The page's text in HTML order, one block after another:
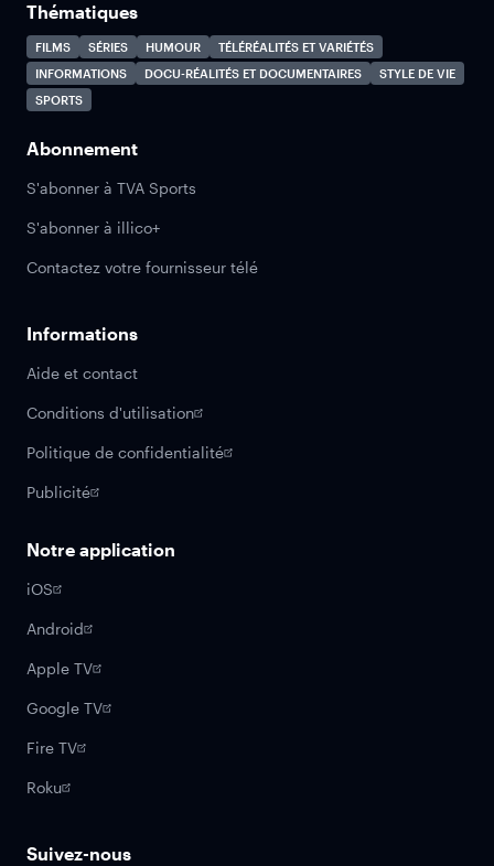
Thématiques
FILMS SÉRIES HUMOUR
TÉLÉRÉALITÉS ET VARIÉTÉS
INFORMATIONS
DOCU-RÉALITÉS ET DOCUMENTAIRES
STYLE DE VIE
SPORTS
Abonnement
S'abonner à TVA Sports
S'abonner à illico+
Contactez votre fournisseur télé
Informations
Aide et contact
Conditions d'utilisation
Politique de confidentialité
Publicité
Notre application
iOS
Android
Apple TV
Google TV
Fire TV
Roku
Suivez-nous